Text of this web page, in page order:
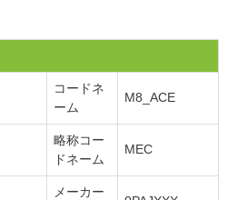
コードネ
ーム
M8_ACE
略称コー
ドネーム
MEC
メーカー